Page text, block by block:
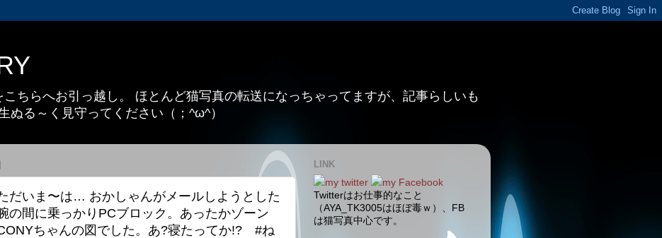
ちらへお引っ越し。 ほとんど猫写真の転送になっちゃってますが、記事らしいも
ぬる～く見守ってください（；^ω^）
だいま〜は… おかしゃんがメールしようとした
の間に乗っかりPCブロック。あったかゾーン
ちゃんの図でした。あ?寝たってか!? #ね
LINK
my twitter
my Facebook
Twitterはお仕事的なこと
（AYA_TK3005はほぼ毒ｗ）、FB
は猫写真中心です。